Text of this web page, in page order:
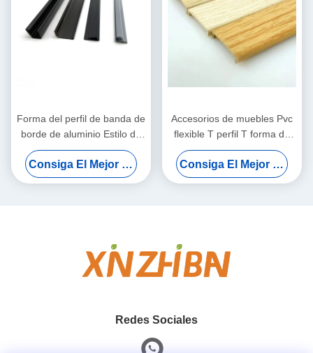
Forma del perfil de banda de
borde de aluminio Estilo de
borde en forma de U Banda
de borde de borde de borde
de aluminio
Consiga El Mejor Precio
Accesorios de muebles Pvc
flexible T perfil T forma de
moldeo borde de recorte Pvc
borde de banda Consiga El Mejor Precio
Redes Sociales